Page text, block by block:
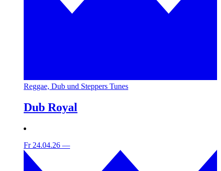
Reggae, Dub und Steppers Tunes
Dub Royal
Fr 24.04.26 —